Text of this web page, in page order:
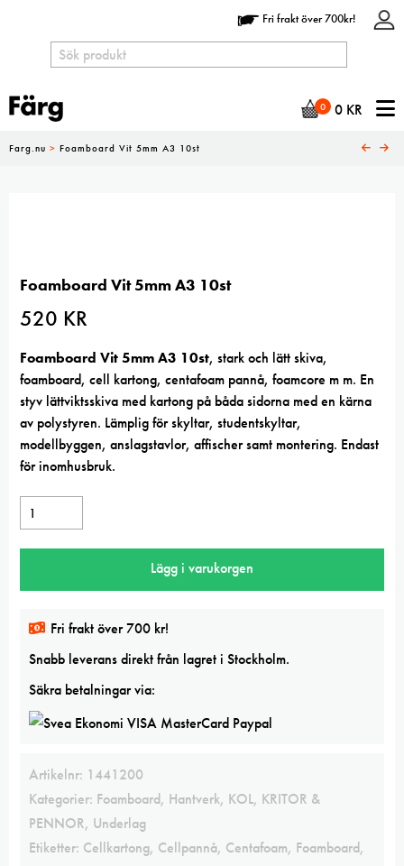
Fri frakt över 700kr!
0 0 KR
Farg.nu > Foamboard Vit 5mm A3 10st
Foamboard Vit 5mm A3 10st
520 KR
Foamboard Vit 5mm A3 10st, stark och lätt skiva,
foamboard, cell kartong, centafoam pannå, foamcore m m. En
styv lättviktsskiva med kartong på båda sidorna med en kärna
av polystyren. Lämplig för skyltar, studentskyltar,
modellbyggen, anslagstavlor, affischer samt montering. Endast
för inomhusbruk.
Foamboard
Vit
5mm
10st
Lägg i varukorgen
Fri frakt över 700 kr!
Snabb leverans direkt från lagret i Stockholm.
Säkra betalningar via:
Artikelnr: 1441200
Kategorier: Foamboard, Hantverk, KOL, KRITOR &
PENNOR, Underlag
Etiketter: Cellkartong, Cellpannå, Centafoam, Foamboard,